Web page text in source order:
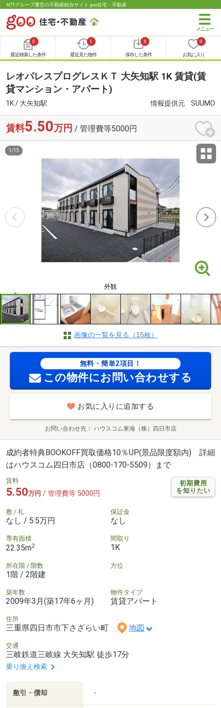
NTTグループ運営の不動産総合サイト goo住宅・不動産
0
最近検索した条件
1
最近見た物件
0
保存した条件
0
お気に入り
レオパレスプログレスＫＴ 大矢知駅 1K 賃貸(賃
貸マンション・アパート)
1K / 大矢知駅 情報提供元 SUUMO
賃料5.50万円 / 管理費等5000円
外観
1 /15
画像の一覧を見る（15枚）
無料・簡単2項目！
この物件にお問い合わせする
お気に入りに追加する
お問い合わせ先 ハウスコム東海（株）四日市店
成約者特典BOOKOFF買取価格10％UP(景品限度額内) 詳細
はハウスコム四日市店（0800-170-5509）まで
初期費用
を知りたい
賃料
5.50万円 / 管理費等 5000円
敷 / 礼
なし / 5.5万円
保証金
なし
専有面積
22.35m2
間取り
1K
所在階 / 階数
1階 / 2階建
方位
築年数
2009年3月(築17年6ヶ月)
物件タイプ
賃貸アパート
住所
三重県四日市市下さざらい町 地図
交通
三岐鉄道三岐線 大矢知駅 徒歩17分
乗り換え検索
敷引・償却 -